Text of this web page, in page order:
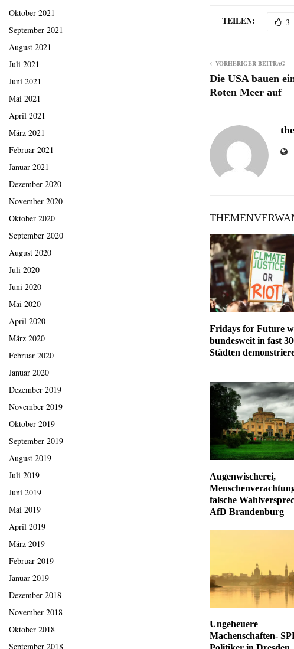
TEILEN: 3
VORHERIGER BEITRAG
Die USA bauen
Roten Meer auf
Fridays for Future
bundesweit in fast
Städten
Augenwischerei,
falsche
AfD Brandenburg
Ungeheuere
Machenschaften-
Oktober 2021
September 2021
August 2021
Juli 2021
Juni 2021
Mai 2021
April 2021
März 2021
Februar 2021
Januar 2021
Dezember 2020
November 2020
Oktober 2020
September 2020
August 2020
Juli 2020
Juni 2020
Mai 2020
April 2020
März 2020
Februar 2020
Januar 2020
Dezember 2019
November 2019
Oktober 2019
September 2019
August 2019
Juli 2019
Juni 2019
Mai 2019
April 2019
März 2019
Februar 2019
Januar 2019
Dezember 2018
November 2018
Oktober 2018
September 2018